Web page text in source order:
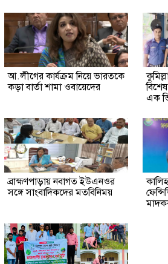
আ.লীগের কার্যক্রম নিয়ে ভারতকে
কড়া বার্তা শামা ওবায়েদের
এক
ব্রাহ্মণপাড়ায় নবাগত ইউএনওর
সঙ্গে সাংবাদিকদের মতবিনিময়